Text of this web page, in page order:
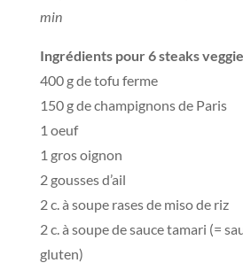
min
Ingrédients pour 6 steaks
400 g de tofu ferme
150 g de champignons de Paris
1 oeuf
1 gros oignon
2 gousses d’ail
2 c. à soupe rases de miso de riz
2 c. à soupe de sauce tamari (=
gluten)